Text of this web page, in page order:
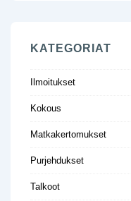
KATEGORIAT
Ilmoitukset
Kokous
Matkakertomukset
Purjehdukset
Talkoot